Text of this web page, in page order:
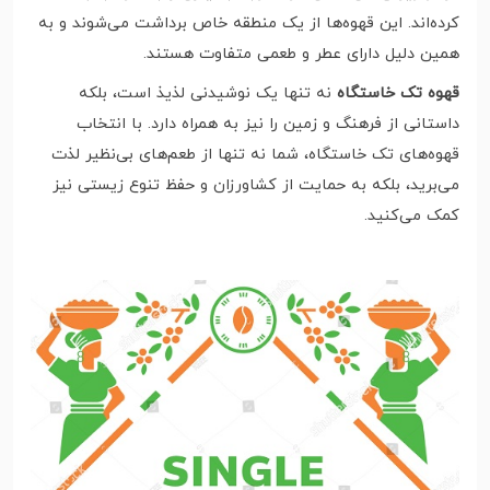
کرده‌اند. این قهوه‌ها از یک منطقه خاص برداشت می‌شوند و به
همین دلیل دارای عطر و طعمی متفاوت هستند.
قهوه تک خاستگاه نه تنها یک نوشیدنی لذیذ است، بلکه
داستانی از فرهنگ و زمین را نیز به همراه دارد. با انتخاب
قهوه‌های تک خاستگاه، شما نه تنها از طعم‌های بی‌نظیر لذت
می‌برید، بلکه به حمایت از کشاورزان و حفظ تنوع زیستی نیز
کمک می‌کنید.